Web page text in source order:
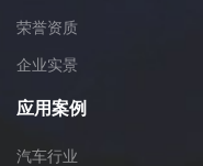
荣誉资质
企业实景
应用案例
汽车行业